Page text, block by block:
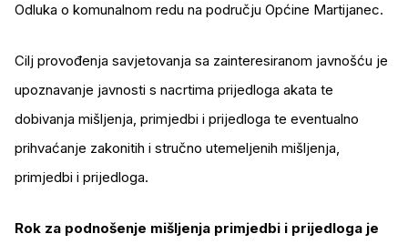
Odluka o komunalnom redu na području Općine Martijanec.
Cilj provođenja savjetovanja sa zainteresiranom javnošću je
upoznavanje javnosti s nacrtima prijedloga akata te
dobivanja mišljenja, primjedbi i prijedloga te eventualno
prihvaćanje zakonitih i stručno utemeljenih mišljenja,
primjedbi i prijedloga.
Rok za podnošenje mišljenja primjedbi i prijedloga je